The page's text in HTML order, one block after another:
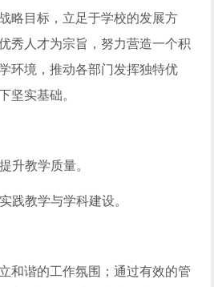
略目标，立足于学校的发展方
秀人才为宗旨，努力营造一个积
环境，推动各部门发挥独特优
坚实基础。
升教学质量。
践教学与学科建设。
和谐的工作氛围；通过有效的管